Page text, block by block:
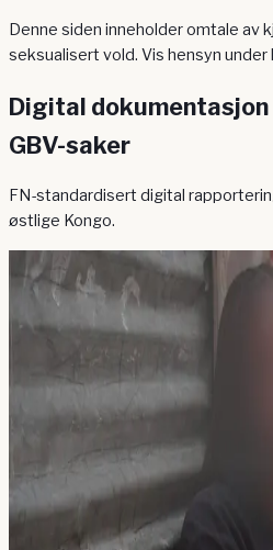
Denne siden inneholder omtale av
seksualisert vold. Vis hensyn under
Digital
GBV-saker
FN-standardisert digital
østlige Kongo.